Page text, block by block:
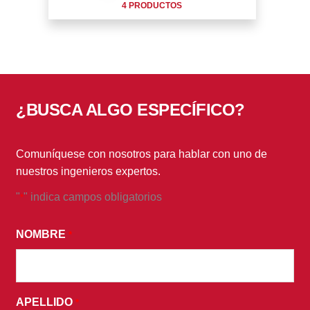
4 PRODUCTOS
¿BUSCA ALGO ESPECÍFICO?
Comuníquese con nosotros para hablar con uno de
nuestros ingenieros expertos.
"*" indica campos obligatorios
NOMBRE *
APELLIDO *
AL
ENVIAR
FORMULARIO,
ACEPTA
*